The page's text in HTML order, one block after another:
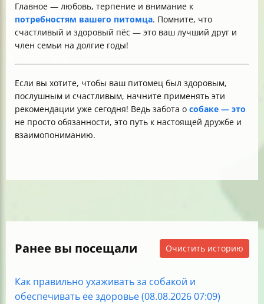
Главное — любовь, терпение и внимание к
потребностям вашего питомца. Помните, что
счастливый и здоровый пёс — это ваш лучший друг и
член семьи на долгие годы!
Если вы хотите, чтобы ваш питомец был здоровым,
послушным и счастливым, начните применять эти
рекомендации уже сегодня! Ведь забота о собаке — это
не просто обязанности, это путь к настоящей дружбе и
взаимопониманию.
Ранее вы посещали Очистить историю
Как правильно ухаживать за собакой и
обеспечивать ее здоровье (08.08.2026 07:09)